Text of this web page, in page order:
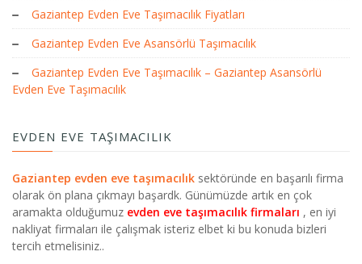
Gaziantep Evden Eve Taşımacılık Fiyatları
Gaziantep Evden Eve Asansörlü Taşımacılık
Gaziantep Evden Eve Taşımacılık – Gaziantep Asansörlü
Evden Eve Taşımacılık
EVDEN EVE TAŞIMACILIK
Gaziantep evden eve taşımacılık sektöründe en başarılı firma
olarak ön plana çıkmayı başardk. Günümüzde artık en çok
aramakta olduğumuz evden eve taşımacılık firmaları , en iyi
nakliyat firmaları ile çalışmak isteriz elbet ki bu konuda bizleri
tercih etmelisiniz..